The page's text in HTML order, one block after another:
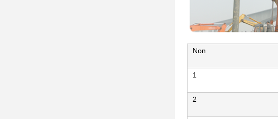
Non
1
2